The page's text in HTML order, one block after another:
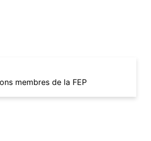
membres de la FEP